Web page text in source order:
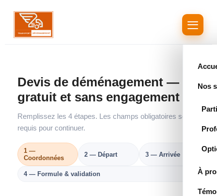
contenu
Nos
À
Devis de déménagement —
gratuit et sans engagement
Remplissez les 4 étapes. Les champs obligatoires sont
requis pour continuer.
1 —
Coordonnées
2 — Départ 3 — Arrivée
4 — Formule & validation